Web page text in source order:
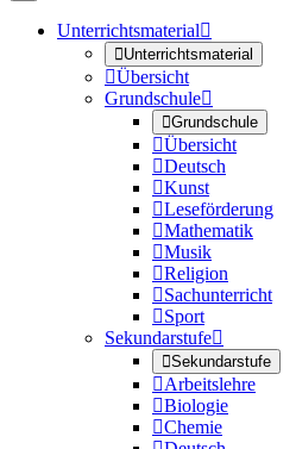
Unterrichtsmaterial
Unterrichtsmaterial
Übersicht
Grundschule
Grundschule
Übersicht
Deutsch
Kunst
Leseförderung
Mathematik
Musik
Religion
Sachunterricht
Sport
Sekundarstufe
Sekundarstufe
Arbeitslehre
Biologie
Chemie